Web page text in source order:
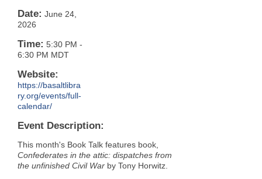
Date: June 24,
2026
Time: 5:30 PM -
6:30 PM MDT
Website:
https://basaltlibra
ry.org/events/full-
calendar/
Event Description:
This month's Book Talk features book,
Confederates in the attic: dispatches from
the unfinished Civil War by Tony Horwitz.